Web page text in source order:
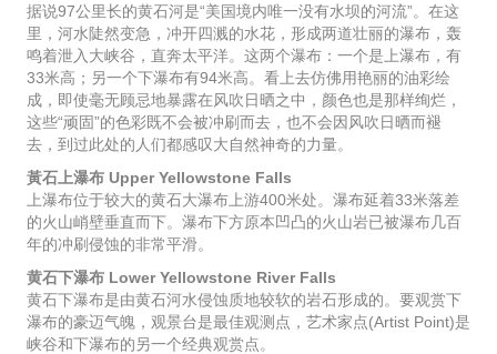
据说97公里长的黄石河是“美国境内唯一没有水坝的河流”。在这
里，河水陡然变急，冲开四溅的水花，形成两道壮丽的瀑布，轰
鸣着泄入大峡谷，直奔太平洋。这两个瀑布：一个是上瀑布，有
33米高；另一个下瀑布有94米高。看上去仿佛用艳丽的油彩绘
成，即使毫无顾忌地暴露在风吹日晒之中，颜色也是那样绚烂，
这些“顽固”的色彩既不会被冲刷而去，也不会因风吹日晒而褪
去，到过此处的人们都感叹大自然神奇的力量。
黃石上瀑布 Upper Yellowstone Falls
上瀑布位于较大的黄石大瀑布上游400米处。瀑布延着33米落差
的火山峭壁垂直而下。瀑布下方原本凹凸的火山岩已被瀑布几百
年的冲刷侵蚀的非常平滑。
黄石下瀑布 Lower Yellowstone River Falls
黄石下瀑布是由黄石河水侵蚀质地较软的岩石形成的。要观赏下
瀑布的豪迈气魄，观景台是最佳观测点，艺术家点(Artist Point)是
峡谷和下瀑布的另一个经典观赏点。